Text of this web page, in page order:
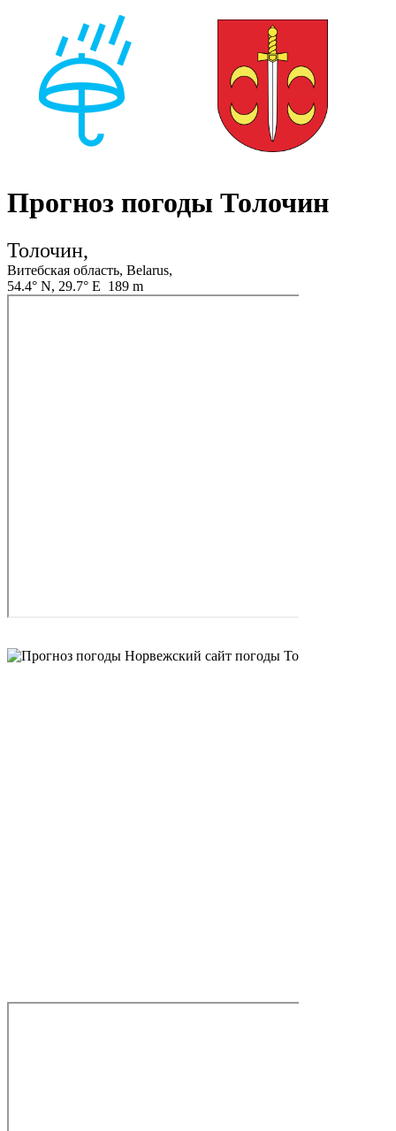
Прогноз погоды Толочин
Толочин,
Витебская область, Belarus,
54.4° N, 29.7° E 189 m